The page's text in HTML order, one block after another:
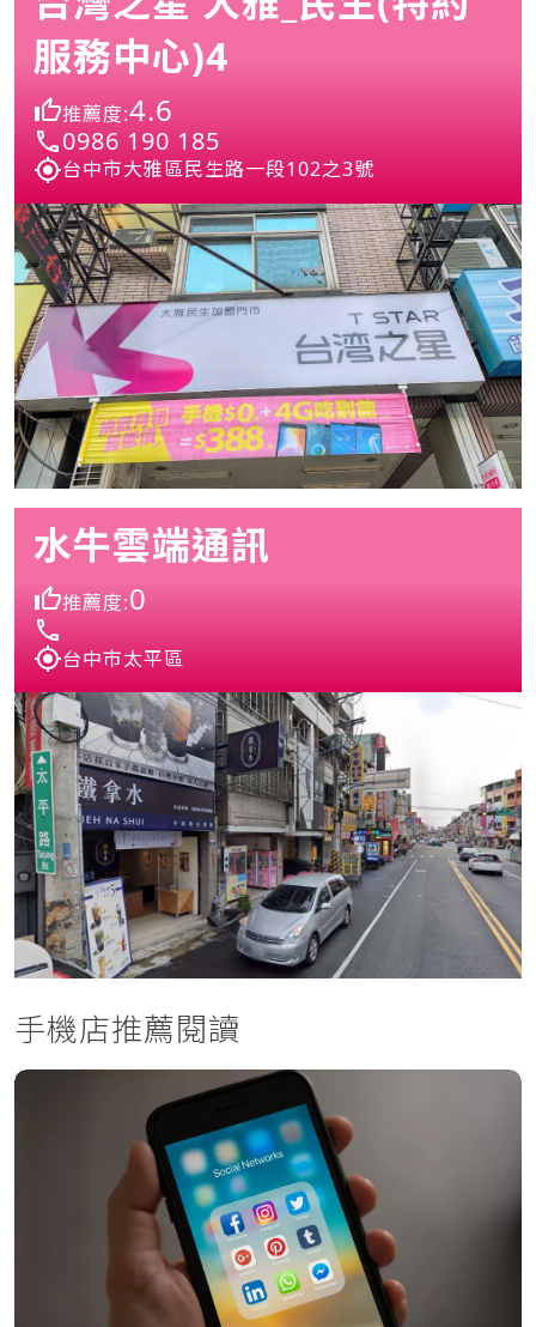
服務中心)4
推薦度:4.6
0986 190 185
台中市大雅區民生路一段102之3號
水牛雲端通訊
推薦度:0
台中市太平區
手機店推薦閱讀